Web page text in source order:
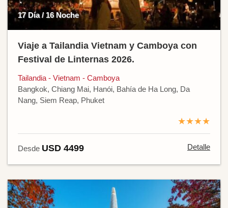
17 Día / 16 Noche
Viaje a Tailandia Vietnam y Camboya con
Festival de Linternas 2026.
Tailandia - Vietnam - Camboya
Bangkok, Chiang Mai, Hanói, Bahía de Ha Long, Da
Nang, Siem Reap, Phuket
★★★★
Desde USD 4499 Detalle